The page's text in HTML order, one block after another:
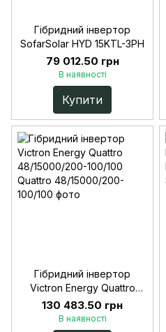
Гібридний інвертор
SofarSolar HYD 15KTL-3PH
79 012.50 грн
В наявності
Купити
Гібридний інвертор
Victron Energy Quattro
48/15000/200-100/100
130 483.50 грн
В наявності